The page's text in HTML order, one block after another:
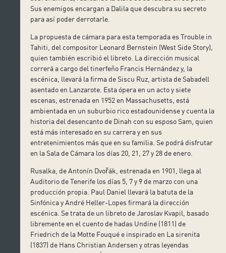
Sus enemigos encargan a Dalila que descubra su secreto
para así poder derrotarle.
La propuesta de cámara para esta temporada es Trouble in
Tahiti, del compositor Leonard Bernstein (West Side Story),
quien también escribió el libreto. La dirección musical
correrá a cargo del tinerfeño Francis Hernández y, la
escénica, llevará la firma de Siscu Ruz, artista de Sabadell
asentado en Lanzarote. Esta ópera en un acto y siete
escenas, estrenada en 1952 en Massachusetts, está
ambientada en un suburbio rico estadounidense y cuenta la
historia del desencanto de Dinah con su esposo Sam, quien
está más interesado en su carrera y en sus
entretenimientos más que en su familia. Se podrá disfrutar
en la Sala de Cámara los días 20, 21, 27 y 28 de enero.
Rusalka, de Antonín Dvořák, estrenada en 1901, llega al
Auditorio de Tenerife los días 5, 7 y 9 de marzo con una
producción propia. Paul Daniel llevará la batuta de la
Sinfónica y André Heller-Lopes firmará la dirección
escénica. Se trata de un libreto de Jaroslav Kvapil, basado
libremente en el cuento de hadas Undine (1811) de
Friedrich de la Motte Fouqué e inspirado en La sirenita
(1837) de Hans Christian Andersen y otras leyendas